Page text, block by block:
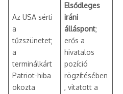
Az USA sérti
a
tűzszünetet;
a
terminálkárt
Patriot-hiba
okozta
Elsődleges
iráni
álláspont;
erős a
hivatalos
pozíció
rögzítésében
, vitatott a